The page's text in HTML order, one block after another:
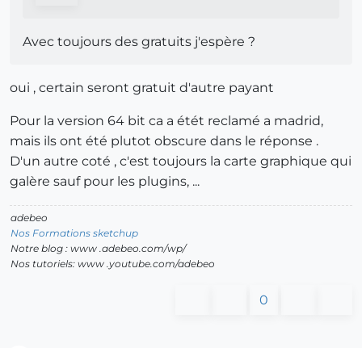
Avec toujours des gratuits j'espère ?
oui , certain seront gratuit d'autre payant
Pour la version 64 bit ca a étét reclamé a madrid,
mais ils ont été plutot obscure dans le réponse .
D'un autre coté , c'est toujours la carte graphique qui
galère sauf pour les plugins, ...
adebeo
Nos Formations sketchup
Notre blog : www .adebeo.com/wp/
Nos tutoriels: www .youtube.com/adebeo
0